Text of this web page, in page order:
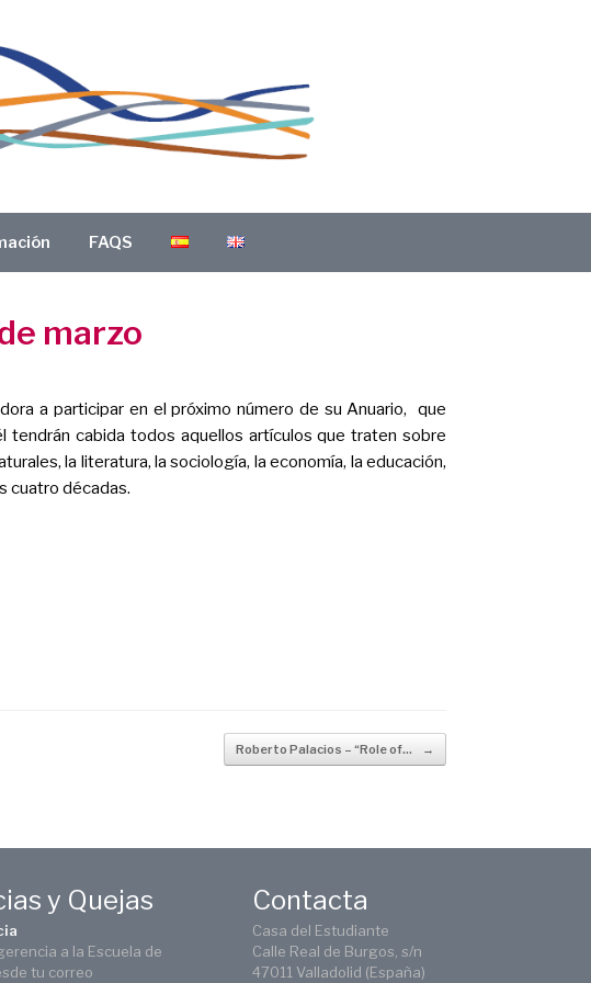
FAQS
marzo
a participar en el próximo número de su Anuario, que
tendrán cabida todos aquellos artículos que traten sobre
la literatura, la sociología, la economía, la educación,
cuatro décadas.
Roberto Palacios – “Role of… →
y Quejas
a la Escuela de
tu correo
Contacta
Casa del Estudiante
Calle Real de Burgos, s/n
47011 Valladolid (España)